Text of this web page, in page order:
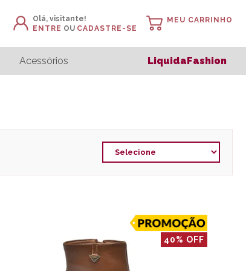
Olá, visitante!
ENTRE OU CADASTRE-SE
MEU CARRINHO
Acessórios LiquidaFashion
40% OFF